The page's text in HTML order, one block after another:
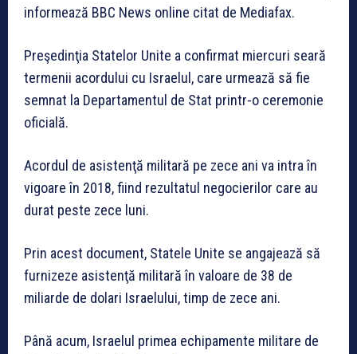
informează BBC News online citat de Mediafax.
Preşedinţia Statelor Unite a confirmat miercuri seară
termenii acordului cu Israelul, care urmează să fie
semnat la Departamentul de Stat printr-o ceremonie
oficială.
Acordul de asistenţă militară pe zece ani va intra în
vigoare în 2018, fiind rezultatul negocierilor care au
durat peste zece luni.
Prin acest document, Statele Unite se angajează să
furnizeze asistenţă militară în valoare de 38 de
miliarde de dolari Israelului, timp de zece ani.
Până acum, Israelul primea echipamente militare de